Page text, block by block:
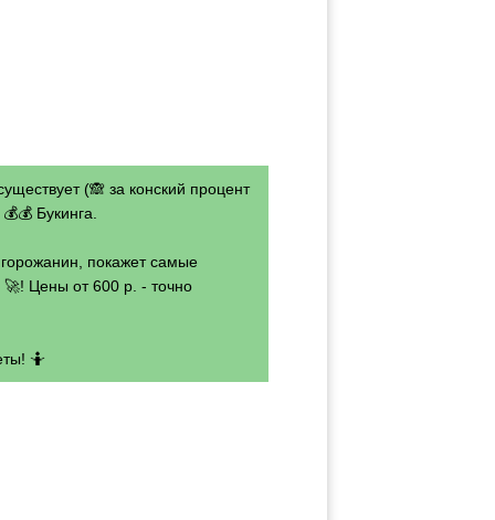
(🙈 за конский процент
Букинга.
покажет самые
🚀! Цены от 600 р. - точно
🤷